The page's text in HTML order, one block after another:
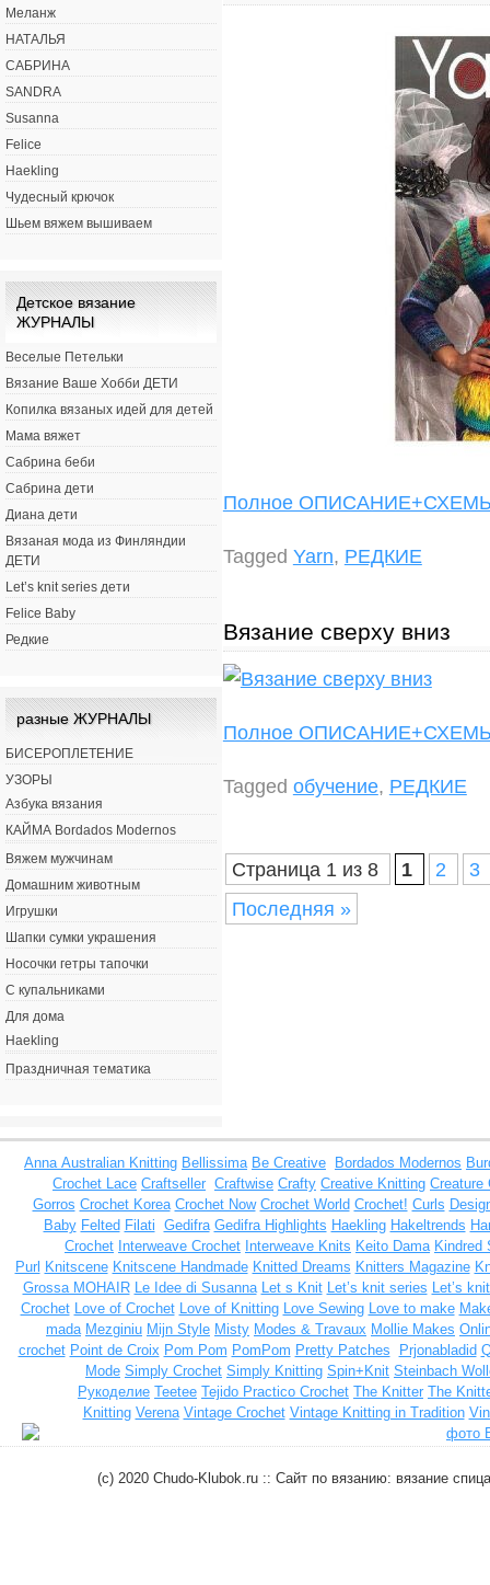
Полное
Tagged Yarn, РЕДКИЕ
Вязание сверху вниз
Полное
Tagged обучение, РЕДКИЕ
Страница 1 из 8 1 2
3
Последняя »
Меланж
НАТАЛЬЯ
САБРИНА
SANDRA
Susanna
Felice
Haekling
Чудесный крючок
Шьем вяжем вышиваем
Детское вязание
ЖУРНАЛЫ
Веселые Петельки
Вязание Ваше Хобби ДЕТИ
Копилка вязаных идей для детей
Мама вяжет
Сабрина беби
Сабрина дети
Диана дети
Вязаная мода из Финляндии
ДЕТИ
Let’s knit series дети
Felice Baby
Редкие
разные ЖУРНАЛЫ
БИСЕРОПЛЕТЕНИЕ
УЗОРЫ
Азбука вязания
КАЙМА Bordados Modernos
Вяжем мужчинам
Домашним животным
Игрушки
Шапки сумки украшения
Носочки гетры тапочки
С купальниками
Для дома
Haekling
Праздничная тематика
Anna Australian Knitting Bellissima Be Creative Bordados Modernos
Crochet Lace Craftseller Craftwise Crafty Creative Knitting Creature
Gorros Crochet Korea Crochet Now Crochet World Crochet! Curls
Baby Felted Filati Gedifra Gedifra Highlights Haekling Hakeltrends
Crochet Interweave Crochet Interweave Knits Keito Dama Kindred
Purl Knitscene Knitscene Handmade Knitted Dreams Knitters Magazine
Grossa MOHAIR Le Idee di Susanna Let s Knit Let’s knit series Let’s
Crochet Love of Crochet Love of Knitting Love Sewing Love to make
mada Mezginiu Mijn Style Misty Modes & Travaux Mollie Makes
crochet Point de Croix Pom Pom PomPom Pretty Patches Prjonabladid
Mode Simply Crochet Simply Knitting Spin+Knit Steinbach
Рукоделие Teetee Tejido Practico Crochet The Knitter The
Knitting Verena Vintage Crochet Vintage Knitting in Tradition
(c) 2020 Chudo-Klubok.ru :: Сайт по вязанию: вязание